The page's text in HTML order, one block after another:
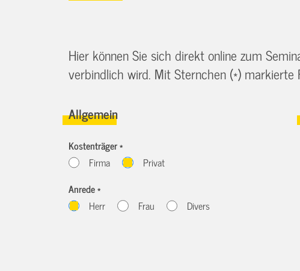
Hier können Sie sich direkt online zum
verbindlich wird. Mit Sternchen (*) markierte
Allgemein
Kostenträger *
Firma
Privat
Anrede *
Herr
Frau Divers